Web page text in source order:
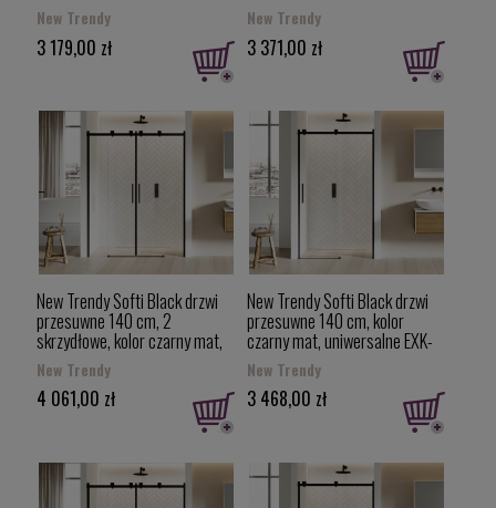
3951
New Trendy
3 179,00 zł
3953
New Trendy
3 371,00 zł
New Trendy Softi Black drzwi
przesuwne 140 cm, 2
skrzydłowe, kolor czarny mat,
uniwersalne EXK-3960
New Trendy
4 061,00 zł
New Trendy Softi Black drzwi
przesuwne 140 cm, kolor
czarny mat, uniwersalne EXK-
3954
New Trendy
3 468,00 zł